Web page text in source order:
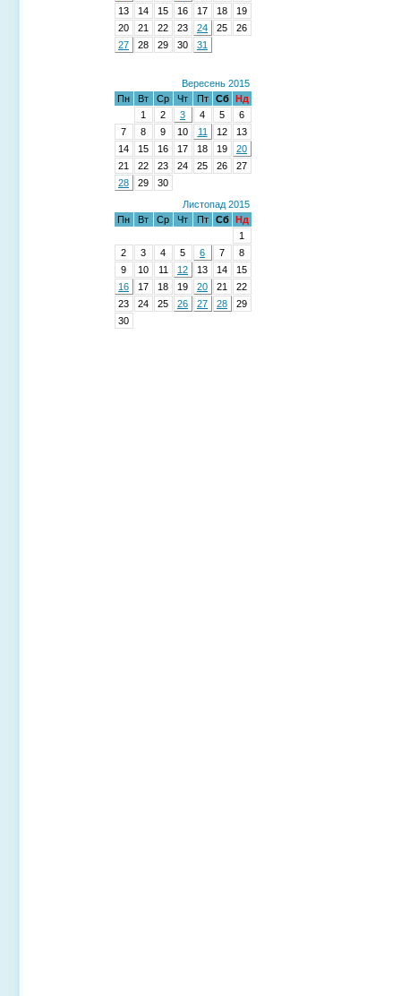
13
14 15 16 17 18
19
20
21 22 23 24 25
26
27
28 29 30 31
Вересень 2015
Пн
Вт Ср Чт Пт Сб
Нд
1
2 3 4 5
6
7
8 9 10 11 12
13
14
15 16 17 18 19
20
21
22 23 24 25 26
27
28
29
30
Листопад 2015
Пн
Вт Ср Чт Пт Сб
Нд
1
2
3 4 5 6 7
8
9
10 11 12 13 14
15
16
17 18 19 20 21
22
23
24 25 26 27 28
29
30